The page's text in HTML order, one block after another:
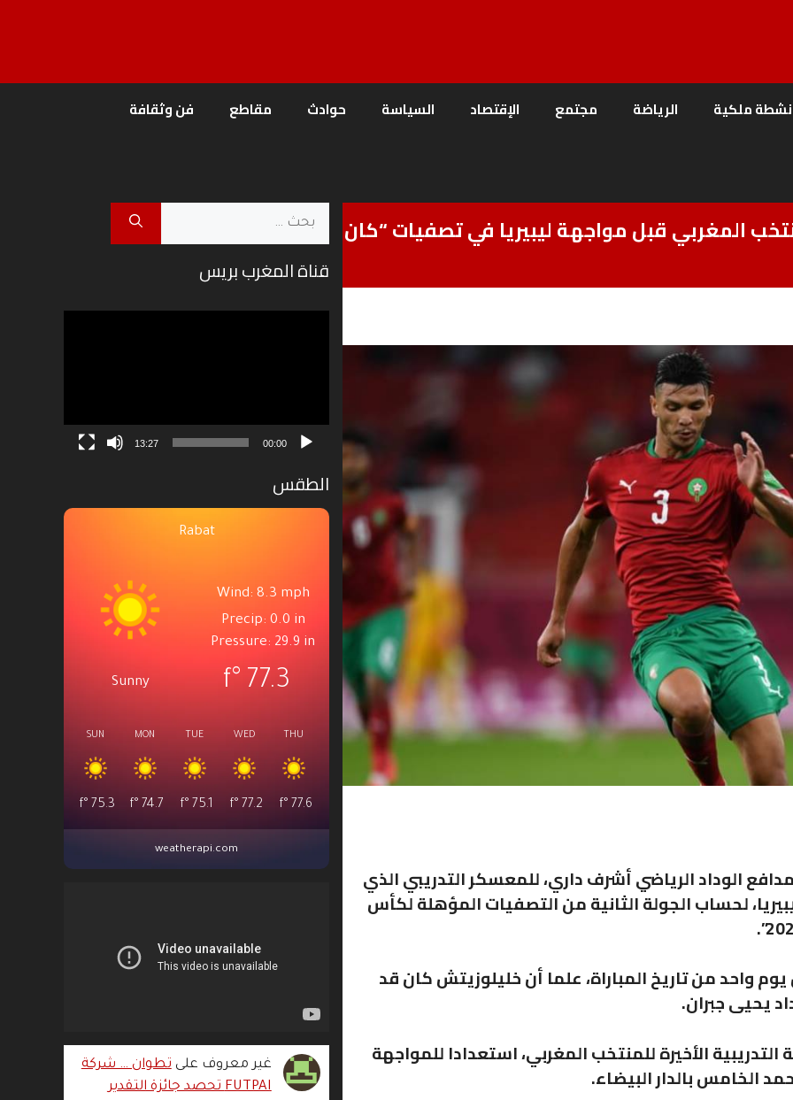
ملكية الرياضة مجتمع الإقتصاد السياسة حوادث مقاطع فن وثقافة
المغربي قبل مواجهة ليبيريا في تصفيات “كان
الوداد الرياضي أشرف داري، للمعسكر التدريبي الذي
لحساب الجولة الثانية من التصفيات المؤهلة لكأس
واحد من تاريخ المباراة، علما أن خليلوزيتش كان قد
يحيى جبران.
الأخيرة للمنتخب المغربي، استعدادا للمواجهة
الخامس بالدار البيضاء.
البحث
قناة المغرب بريس
00:00
13:27
الطقس
Rabat
Sunny
Wind: 8.3 mph
Precip: 0.0 in
Pressure: 29.9 in
77.3
°f
SUN
75.3
°f
MON
74.7
°f
TUE
75.1
°f
WED
77.2
°f
THU
77.6
°f
weatherapi.com
غير معروف علىتطوان … شركة
FUTPAI تحصد جائزة التقدير